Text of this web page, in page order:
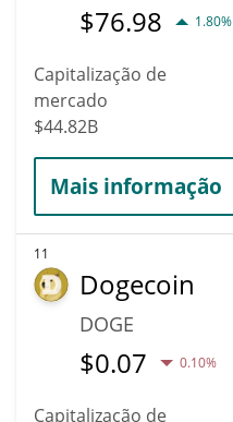
$76.98 1.80%
Capitalização de
mercado
$44.82B
Mais informação
11
Dogecoin
DOGE
$0.07 0.10%
Capitalização de